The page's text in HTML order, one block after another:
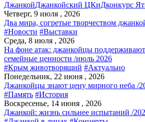
ДжанкойДжанкойский ЦКиДконкурс
Четверг, 9 июля , 2026
Два мира, согретые творчеством
#Новости #Выставки
Среда, 8 июля , 2026
На фоне атак: джанкойцы поддерживают
семейные ценности /июль 2026
#Крым животворящий #Актуально
Понедельник, 22 июня , 2026
Джанкойцы знают цену мирного неба /
#Память #История
Воскресенье, 14 июня , 2026
Джанкой: жизнь сильнее испытаний /